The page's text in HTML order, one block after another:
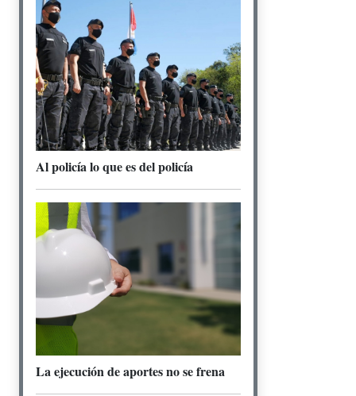
Al policía lo que es del policía
La ejecución de aportes no se frena